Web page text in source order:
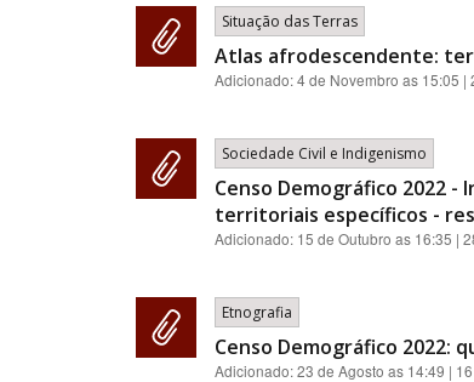
Situação das Terras
Atlas afrodescendente:
Adicionado:4 de Novembro as 15:05 |
Sociedade Civil e Indigenismo
Censo Demográfico 2022
territoriais específicos -
Adicionado: 15 de Outubro as 16:35 |
Etnografia
Censo Demográfico 2022:
Adicionado:23 de Agosto as 14:49 |